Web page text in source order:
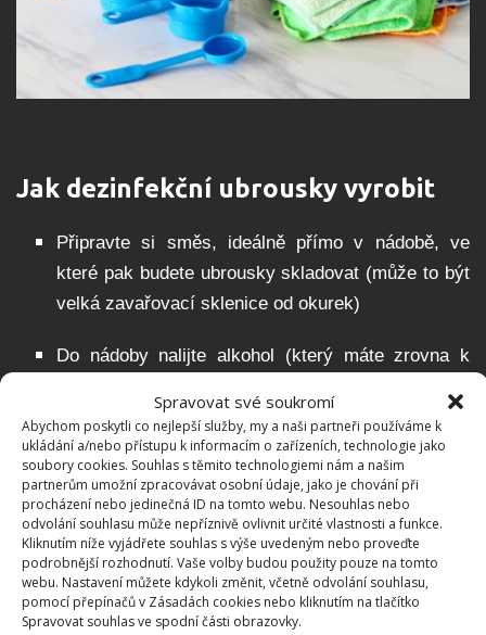
Spravovat své soukromí
Abychom poskytli co nejlepší služby, my a naši partneři používáme k
ukládání a/nebo přístupu k informacím o zařízeních, technologie jako
soubory cookies. Souhlas s těmito technologiemi nám a našim
partnerům umožní zpracovávat osobní údaje, jako je chování při
procházení nebo jedinečná ID na tomto webu. Nesouhlas nebo
odvolání souhlasu může nepříznivě ovlivnit určité vlastnosti a funkce.
Kliknutím níže vyjádřete souhlas s výše uvedeným nebo proveďte
podrobnější rozhodnutí. Vaše volby budou použity pouze na tomto
webu. Nastavení můžete kdykoli změnit, včetně odvolání souhlasu,
pomocí přepínačů v Zásadách cookies nebo kliknutím na tlačítko
Spravovat souhlas ve spodní části obrazovky.
Jak dezinfekční ubrousky vyrobit
Připravte si směs, ideálně přímo v nádobě, ve
které pak budete ubrousky skladovat (může to být
velká zavařovací sklenice od okurek)
Do nádoby nalijte alkohol (který máte zrovna k
Přidejte několik kapek (cca 25 kapek) oblíbeného
éterického oleje
Jako další ingredience přijde destilovaná voda
(může to být i voda do žehliček), případně použijte
převařenou vodu